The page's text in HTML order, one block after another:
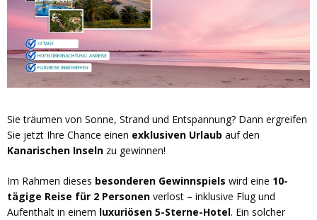
Sie träumen von Sonne, Strand und Entspannung? Dann ergreifen
Sie jetzt Ihre Chance einen exklusiven Urlaub auf den
Kanarischen Inseln zu gewinnen!
Im Rahmen dieses besonderen Gewinnspiels wird eine 10-
tägige Reise für 2 Personen verlost – inklusive Flug und
Aufenthalt in einem luxuriösen 5-Sterne-Hotel. Ein solcher